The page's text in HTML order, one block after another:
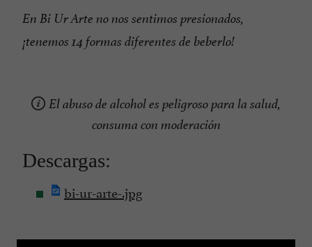
En Bi Ur Arte no nos sentimos presionados,
¡tenemos 14 formas diferentes de beberlo!
El abuso de alcohol es peligroso para la salud,
consuma con moderación
Descargas:
bi-ur-arte-.jpg